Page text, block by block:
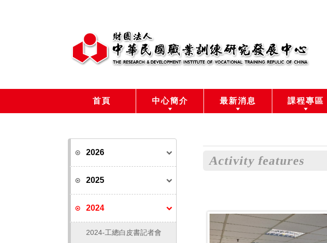
首頁 中心簡介 最新消息 課程專區
2026
2025
2024
2024-工總白皮書記者會
Activity features